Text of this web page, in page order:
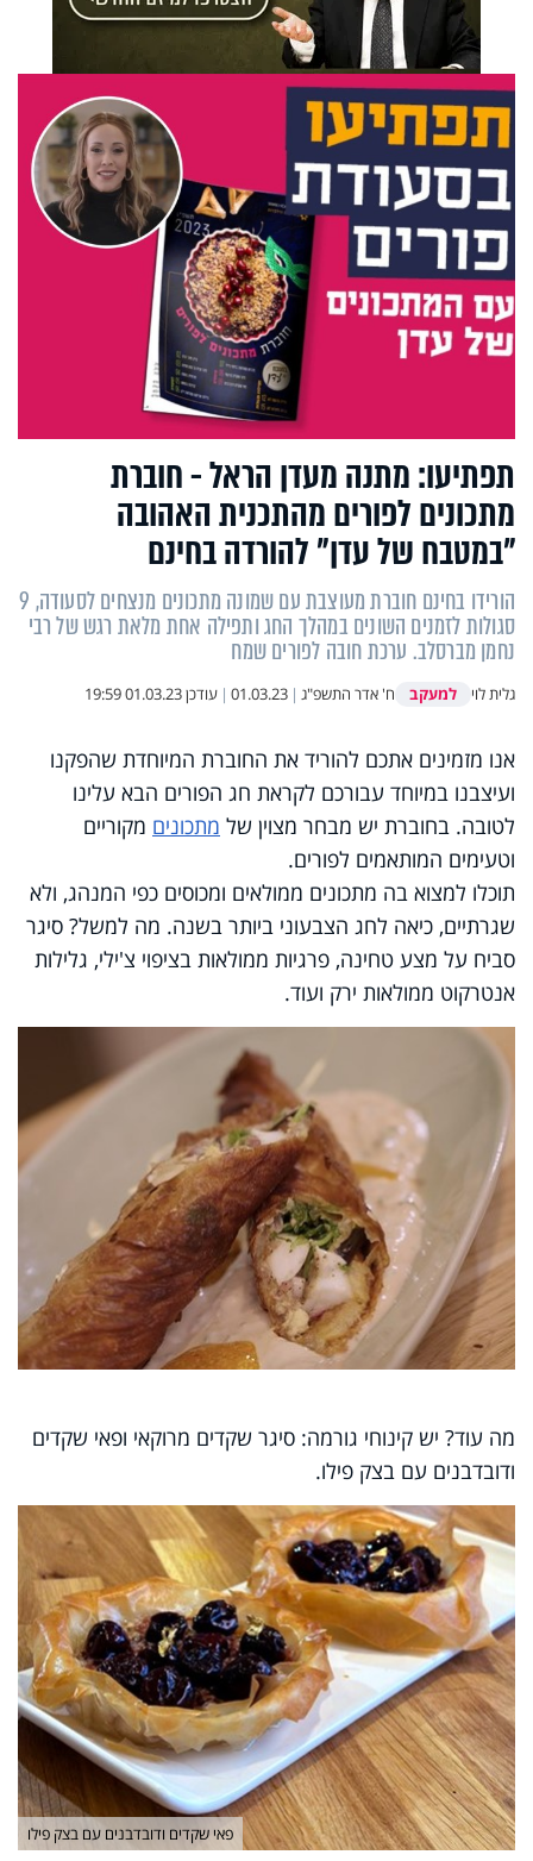
תפתיעו: מתנה מעדן הראל - חוברת
מתכונים לפורים מהתכנית האהובה
"במטבח של עדן" להורדה בחינם
הורידו בחינם חוברת מעוצבת עם שמונה מתכונים מנצחים לסעודה, 9
סגולות לזמנים השונים במהלך החג ותפילה אחת מלאת רגש של רבי
נחמן מברסלב. ערכת חובה לפורים שמח
גלית לוי למעקב ח' אדר התשפ"ג |
01.03.23
| עודכן01.03.23 19:59
אנו מזמינים אתכם להוריד את החוברת המיוחדת שהפקנו
ועיצבנו במיוחד עבורכם לקראת חג הפורים הבא עלינו
לטובה. בחוברת יש מבחר מצוין של מתכונים מקוריים
וטעימים המותאמים לפורים.
תוכלו למצוא בה מתכונים ממולאים ומכוסים כפי המנהג, ולא
שגרתיים, כיאה לחג הצבעוני ביותר בשנה. מה למשל? סיגר
סביח על מצע טחינה, פרגיות ממולאות בציפוי צ'ילי, גלילות
אנטרקוט ממולאות ירק ועוד.
מה עוד? יש קינוחי גורמה: סיגר שקדים מרוקאי ופאי שקדים
ודובדבנים עם בצק פילו.
פאי שקדים ודובדבנים עם בצק פילו